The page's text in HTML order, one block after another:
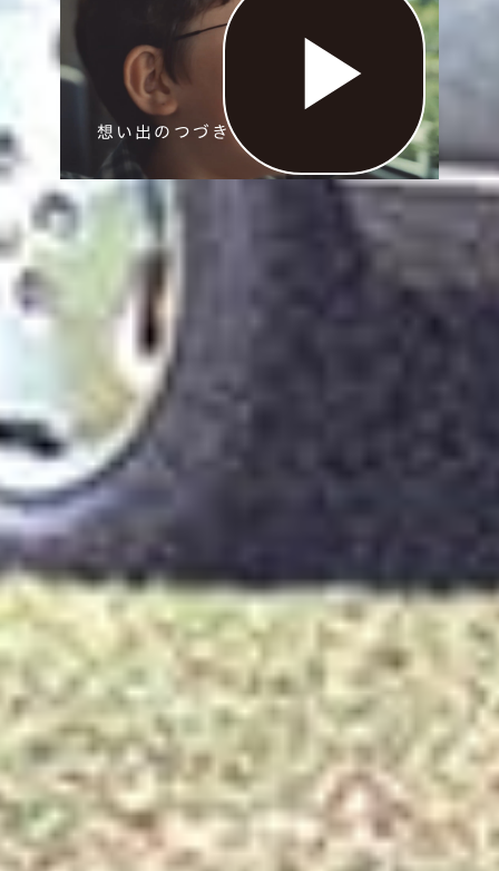
想い出のつづきを、家族と進もう。